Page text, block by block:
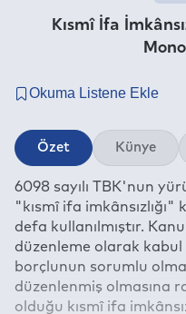
Kısmî İfa
Özet Künye
6098 sayılı TBK'nun
"kısmî ifa
defa kullanılmıştır.
düzenleme olarak kabul
borçlunun sorumlu
düzenlenmiş olmasına
olduğu kısmî ifa